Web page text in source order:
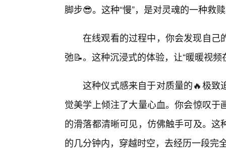
脚步😎。这种“慢”，是对灵魂的一种救
在线观看的过程中，你会发现自己
弛📝。这种沉浸式的体验，让“暖暖视
这种仪式感来自于对质量的🔥极致
觉美学上倾注了大量心血。你会惊叹
的滑落都清晰可见，仿佛触手可及。
的几分钟内，穿越时空，去经历一段完